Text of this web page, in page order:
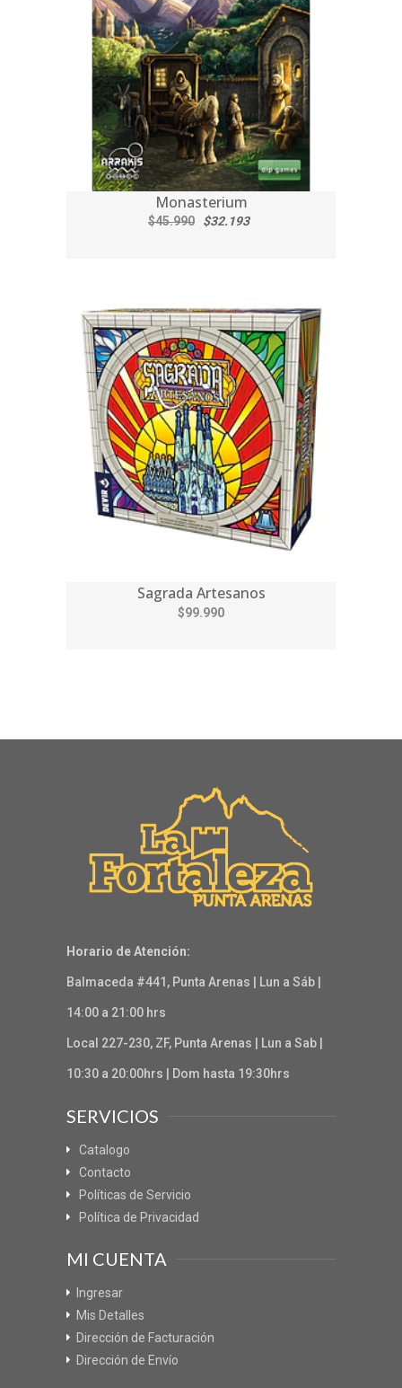
Monasterium
$45.990 $32.193
Sagrada Artesanos
$99.990
Horario de Atención:
Balmaceda #441, Punta Arenas | Lun a Sáb |
14:00 a 21:00 hrs
Local 227-230, ZF, Punta Arenas | Lun a Sab |
10:30 a 20:00hrs | Dom hasta 19:30hrs
SERVICIOS
Catalogo
Contacto
Políticas de Servicio
Política de Privacidad
MI CUENTA
Ingresar
Mis Detalles
Dirección de Facturación
Dirección de Envío